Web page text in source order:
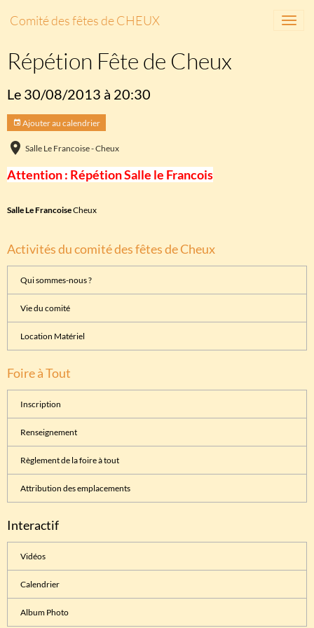
Comité des fêtes de CHEUX
Répétion Fête de Cheux
Le 30/08/2013 à 20:30
Ajouter au calendrier
Salle Le Francoise - Cheux
Attention : Répétion Salle le Francois
Salle Le FrancoiseCheux
Activités du comité des fêtes de Cheux
Qui sommes-nous ?
Vie du comité
Location Matériel
Foire à Tout
Inscription
Renseignement
Règlement de la foire à tout
Attribution des emplacements
Interactif
Vidéos
Calendrier
Album Photo